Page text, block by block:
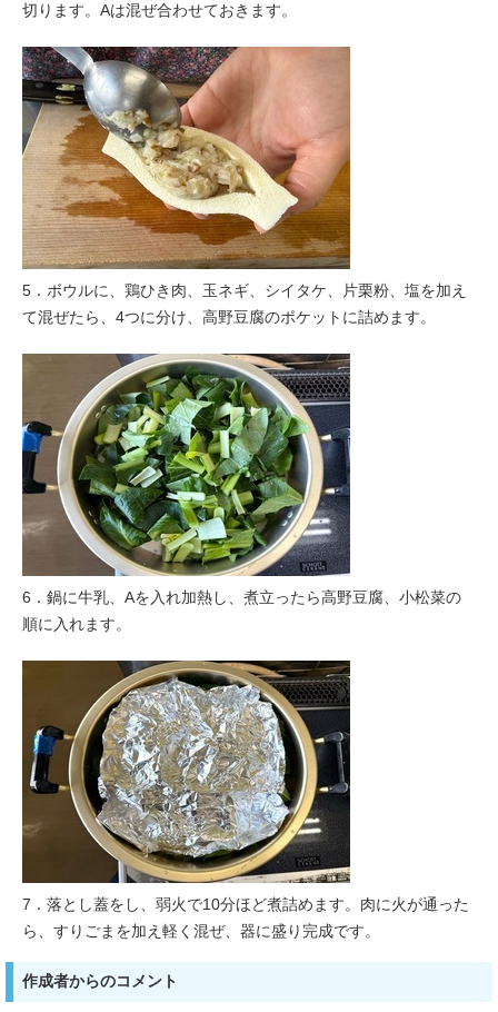
切ります。Aは混ぜ合わせておきます。
5．ボウルに、鶏ひき肉、玉ネギ、シイタケ、片栗粉、塩を加え
て混ぜたら、4つに分け、高野豆腐のポケットに詰めます。
6．鍋に牛乳、Aを入れ加熱し、煮立ったら高野豆腐、小松菜の
順に入れます。
7．落とし蓋をし、弱火で10分ほど煮詰めます。肉に火が通った
ら、すりごまを加え軽く混ぜ、器に盛り完成です。
作成者からのコメント